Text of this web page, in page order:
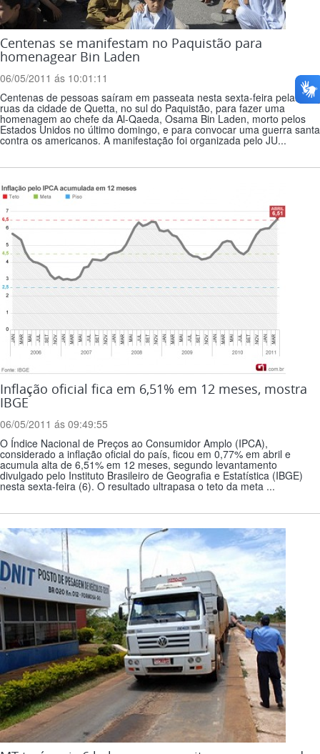
Centenas se manifestam no Paquistão para
homenagear Bin Laden
06/05/2011 ás 10:01:11
Centenas de pessoas saíram em passeata nesta sexta-feira pelas
ruas da cidade de Quetta, no sul do Paquistão, para fazer uma
homenagem ao chefe da Al-Qaeda, Osama Bin Laden, morto pelos
Estados Unidos no último domingo, e para convocar uma guerra santa
contra os americanos. A manifestação foi organizada pelo JU...
Inflação oficial fica em 6,51% em 12 meses, mostra
IBGE
06/05/2011 ás 09:49:55
O Índice Nacional de Preços ao Consumidor Amplo (IPCA),
considerado a inflação oficial do país, ficou em 0,77% em abril e
acumula alta de 6,51% em 12 meses, segundo levantamento
divulgado pelo Instituto Brasileiro de Geografia e Estatística (IBGE)
nesta sexta-feira (6). O resultado ultrapasa o teto da meta ...